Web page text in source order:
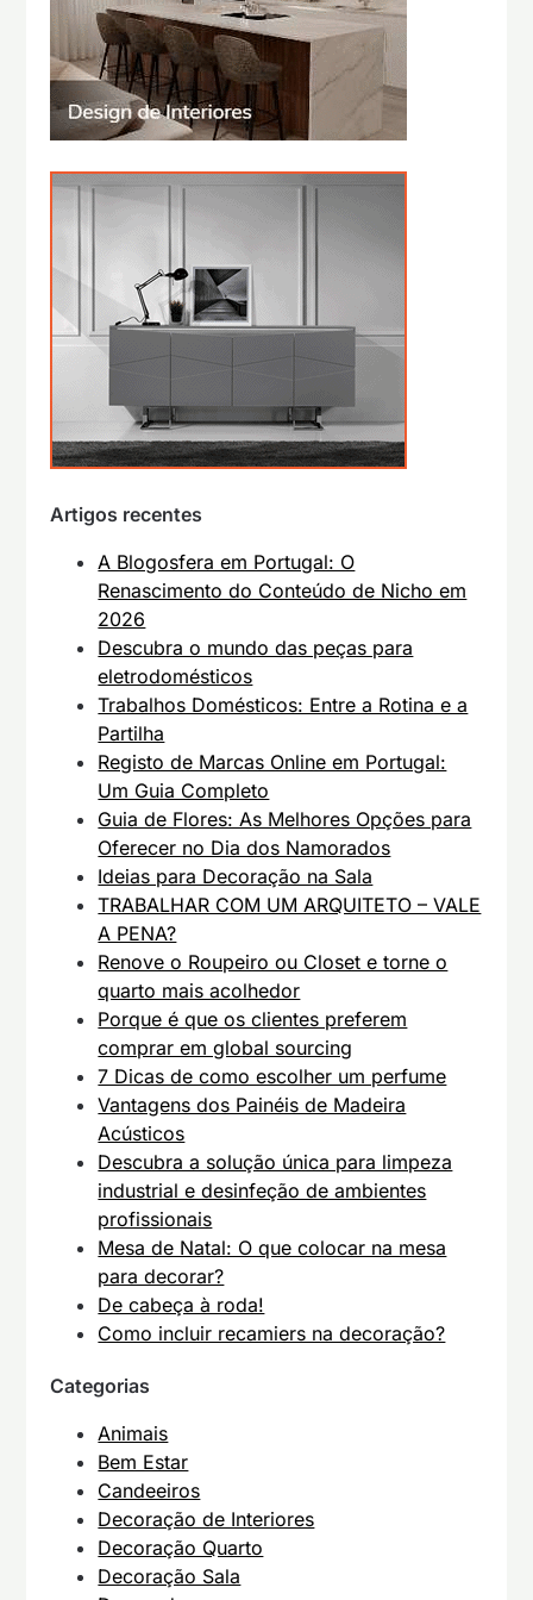
Artigos recentes
A Blogosfera em Portugal: O
Renascimento do Conteúdo de Nicho em
2026
Descubra o mundo das peças para
eletrodomésticos
Trabalhos Domésticos: Entre a Rotina e a
Partilha
Registo de Marcas Online em Portugal:
Um Guia Completo
Guia de Flores: As Melhores Opções para
Oferecer no Dia dos Namorados
Ideias para Decoração na Sala
TRABALHAR COM UM ARQUITETO – VALE
A PENA?
Renove o Roupeiro ou Closet e torne o
quarto mais acolhedor
Porque é que os clientes preferem
comprar em global sourcing
7 Dicas de como escolher um perfume
Vantagens dos Painéis de Madeira
Acústicos
Descubra a solução única para limpeza
industrial e desinfeção de ambientes
profissionais
Mesa de Natal: O que colocar na mesa
para decorar?
De cabeça à roda!
Como incluir recamiers na decoração?
Categorias
Animais
Bem Estar
Candeeiros
Decoração de Interiores
Decoração Quarto
Decoração Sala